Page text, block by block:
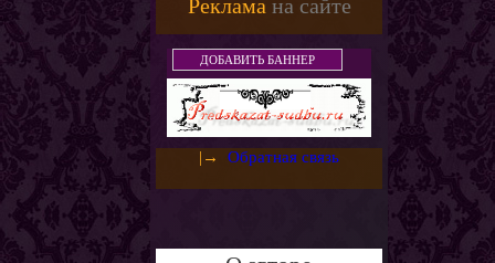
Магические ритуалы
Демоны и Бесы
Колдовство
Магия защиты
Использование монет как
амулетов и талисманов
Слияние с деньгами.
Денежный горшочек
Золотое денежное
Реклама на сайте
ДОБАВИТЬ БАННЕР
|→ Обратная связь